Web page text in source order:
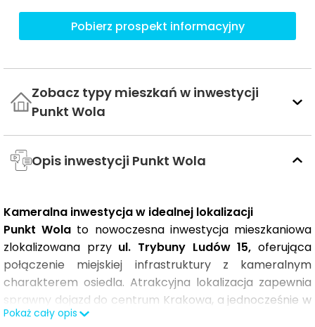
Pobierz prospekt informacyjny
Zobacz typy mieszkań w inwestycji
Punkt Wola
Opis inwestycji Punkt Wola
Kameralna inwestycja w idealnej lokalizacji
Punkt Wola to nowoczesna inwestycja mieszkaniowa
zlokalizowana przy ul. Trybuny Ludów 15, oferująca
połączenie miejskiej infrastruktury z kameralnym
charakterem osiedla. Atrakcyjna lokalizacja zapewnia
sprawny dojazd do centrum Krakowa, a jednocześnie w
okolicy nie brakuje parków i terenów zielonych,
Pokaż cały opis